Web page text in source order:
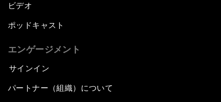
ビデオ
ポッドキャスト
エンゲージメント
サインイン
パートナー（組織）について